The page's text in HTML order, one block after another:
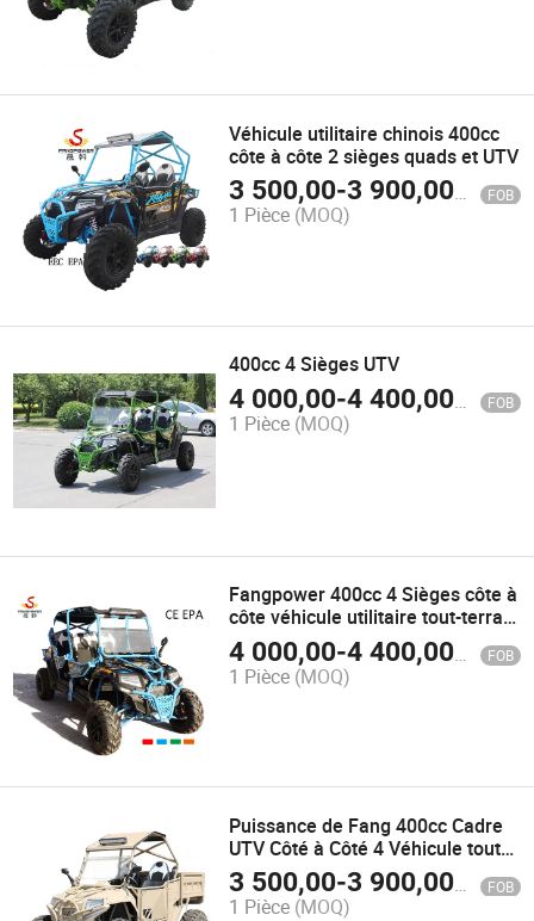
Véhicule utilitaire chinois 400cc
côte à côte 2 sièges quads et UTV
3 500,00-3 900,00$US
FOB
1 Pièce (MOQ)
400cc 4 Sièges UTV
4 000,00-4 400,00$US
FOB
1 Pièce (MOQ)
Fangpower 400cc 4 Sièges côte à
côte véhicule utilitaire tout-terrain
UTV avec EPA pour enfants et
adultes
4 000,00-4 400,00$US
FOB
1 Pièce (MOQ)
Puissance de Fang 400cc Cadre
UTV Côté à Côté 4 Véhicule tout
terrain & UTV
3 500,00-3 900,00$US
FOB
1 Pièce (MOQ)